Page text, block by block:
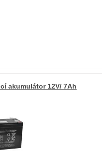
akumulátor 12V/ 7Ah